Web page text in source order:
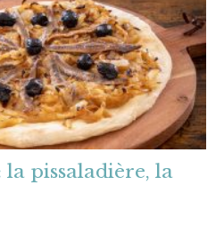
pissaladière, la